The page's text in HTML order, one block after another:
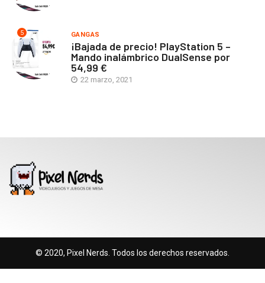
5 GANGAS
¡Bajada de precio! PlayStation 5 –
Mando inalámbrico DualSense por
54,99 €
22 marzo, 2021
© 2020, Pixel Nerds. Todos los derechos reservados.